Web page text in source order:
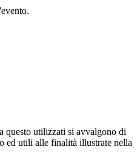
questo utilizzati si avvalgono di
ed utili alle finalità illustrate nella